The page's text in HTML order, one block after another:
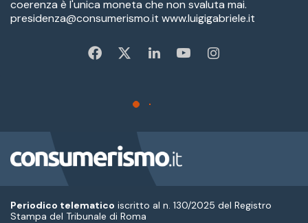
Periodico telematico iscritto al n. 130/2025 del Registro
Stampa del Tribunale di Roma